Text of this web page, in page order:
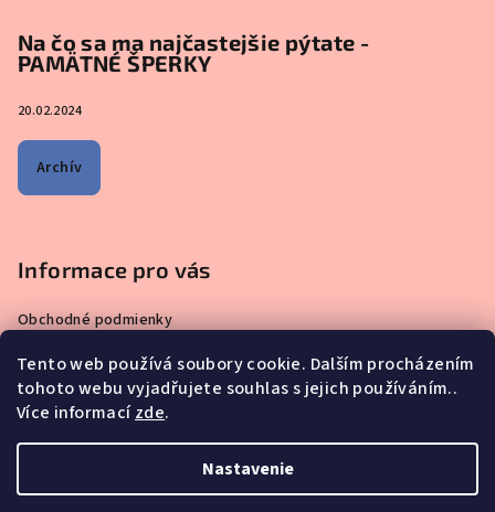
Tento web používá soubory cookie. Dalším procházením
tohoto webu vyjadřujete souhlas s jejich používáním..
Více informacízde.
Nastavenie
Na čo sa ma najčastejšie pýtate -
PAMÄTNÉ ŠPERKY
20.02.2024
Archív
Informace pro vás
Obchodné podmienky
Čo sa ma pýtate najčastejšie – ŠPERKY VYROBENÉ Z MATERSKÉHO
MLIEKA
Prečo nakupovať u nás?
Reklamácie, výmeny a vrátenie tovaru